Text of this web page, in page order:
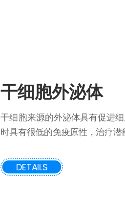
干细胞外泌体
干细胞来源的外泌体具有促进
时具有很低的免疫原性，治疗潜
DETAILS